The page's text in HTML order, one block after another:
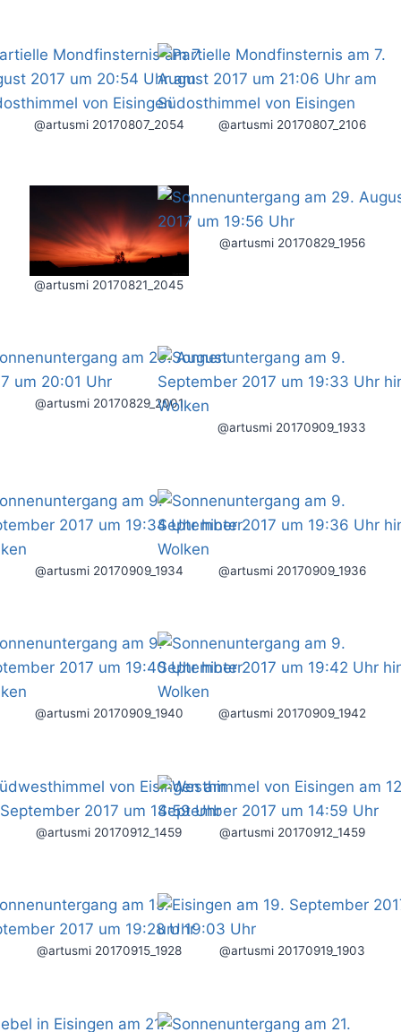
@artusmi 20170807_2054 @artusmi 20170807_2106
@artusmi 20170821_2045
@artusmi 20170829_1956
@artusmi 20170829_2001
@artusmi 20170909_1933
@artusmi 20170909_1934 @artusmi 20170909_1936
@artusmi 20170909_1940 @artusmi 20170909_1942
@artusmi 20170912_1459 @artusmi 20170912_1459
@artusmi 20170915_1928 @artusmi 20170919_1903